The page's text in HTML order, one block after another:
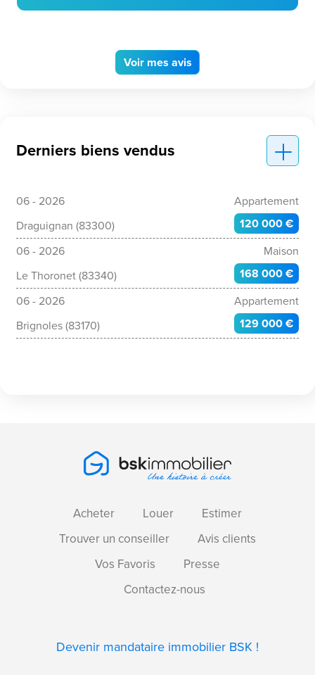
Voir mes avis
Derniers biens vendus
06 - 2026
Appartement
Draguignan (83300)
120 000 €
06 - 2026
Maison
Le Thoronet (83340)
168 000 €
06 - 2026
Appartement
Brignoles (83170)
129 000 €
Acheter Louer
Estimer
Trouver un conseiller
Avis clients
Vos Favoris
Presse
Contactez-nous
Devenir mandataire immobilier BSK !